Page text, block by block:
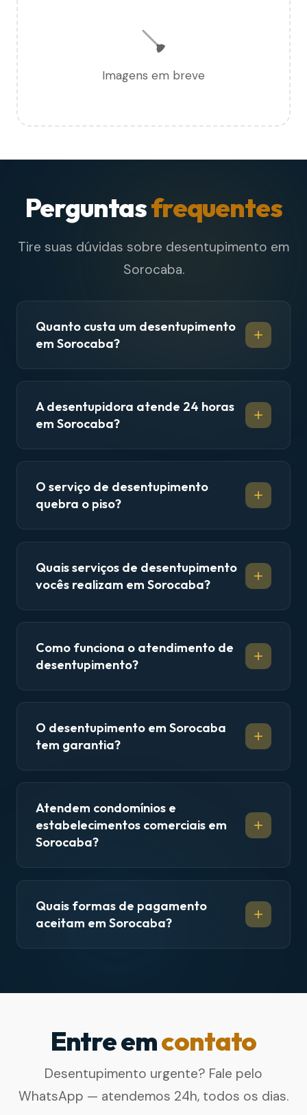
🪠
Imagens em breve
Perguntasfrequentes
Tire suas dúvidas sobre desentupimento em
Sorocaba.
Quanto custa um desentupimento
em Sorocaba?
A desentupidora atende 24 horas
em Sorocaba?
O serviço de desentupimento
quebra o piso?
Quais serviços de desentupimento
vocês realizam em Sorocaba?
Como funciona o atendimento de
desentupimento?
O desentupimento em Sorocaba
tem garantia?
Atendem condomínios e
estabelecimentos comerciais em
Sorocaba?
Quais formas de pagamento
aceitam em Sorocaba?
Entre emcontato
Desentupimento urgente? Fale pelo
WhatsApp — atendemos 24h, todos os dias.